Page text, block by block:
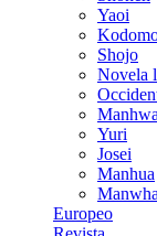
Yaoi
Shojo
Novela
Manhwa
Yuri
Josei
Manhua
Manwha
Europeo